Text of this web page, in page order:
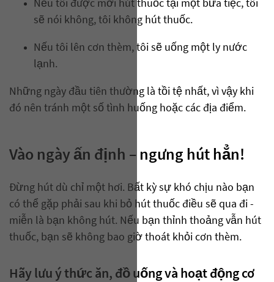
Nếu tôi được mời hút thuốc tại một bữa tiệc, tôi
sẽ nói không, tôi không hút thuốc.
Nếu tôi lên cơn thèm, tôi sẽ uống một ly nước
lạnh.
Những ngày đầu tiên thường là tồi tệ nhất, vì vậy khi
đó nên tránh một số tình huống hoặc các địa điểm.
Vào ngày ấn định – ngưng hút hẳn!
Đừng hút dù chỉ một hơi. Bất kỳ sự khó chịu nào bạn
có thể gặp phải sau khi bỏ hút thuốc điều sẽ qua đi -
miễn là bạn không hút. Nếu bạn thỉnh thoảng vẫn hút
thuốc, bạn sẽ không bao giờ thoát khỏi cơn thèm.
Hãy lưu ý thức ăn, đồ uống và hoạt động cơ